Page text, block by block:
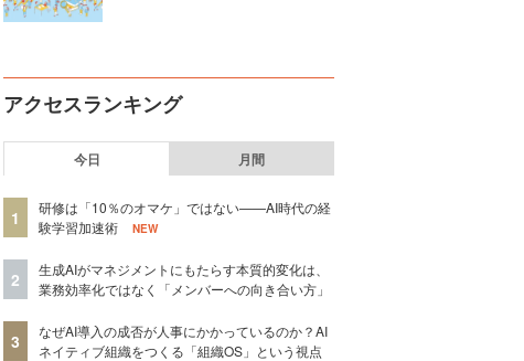
アクセスランキング
今日 月間
1
研修は「10％のオマケ」ではない——AI時代の経
験学習加速術
NEW
2
生成AIがマネジメントにもたらす本質的変化は、
業務効率化ではなく「メンバーへの向き合い方」
3
なぜAI導入の成否が人事にかかっているのか？AI
ネイティブ組織をつくる「組織OS」という視点